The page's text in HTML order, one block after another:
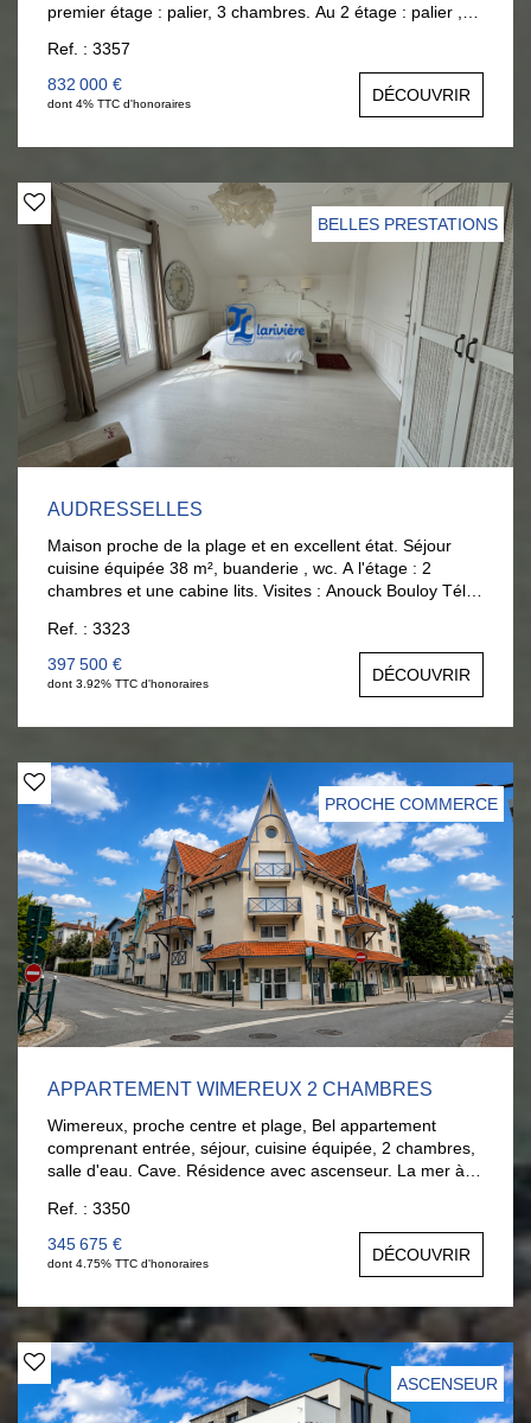
premier étage : palier, 3 chambres. Au 2 étage : palier ,2
,buanderie. Terrasse et jardin clos. EXCLUSIVITE Tél : 06
377 372 00 Anouck BOULOY
Ref. : 3357
832 000 €
dont 4% TTC d'honoraires DÉCOUVRIR
BELLES PRESTATIONS
AUDRESSELLES
Maison proche de la plage et en excellent état. Séjour
cuisine équipée 38 m², buanderie , wc. A l'étage : 2
chambres et une cabine lits. Visites : Anouck Bouloy Tél :
Ref. : 3323
397 500 €
dont 3.92% TTC d'honoraires DÉCOUVRIR
PROCHE COMMERCE
APPARTEMENT WIMEREUX 2 CHAMBRES
Wimereux, proche centre et plage, Bel appartement
comprenant entrée, séjour, cuisine équipée, 2 chambres,
salle d'eau. Cave. Résidence avec ascenseur. La mer à
Nathalie Briançon
Ref. : 3350
345 675 €
dont 4.75% TTC d'honoraires DÉCOUVRIR
ASCENSEUR